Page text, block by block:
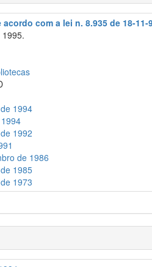
com a lei n. 8.935 de 18-
1994
1992
de 1986
1985
1973